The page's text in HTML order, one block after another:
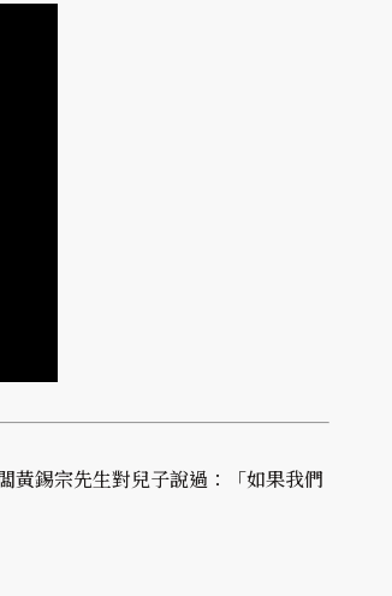
黃錫宗先生對兒子說過：「如果我們